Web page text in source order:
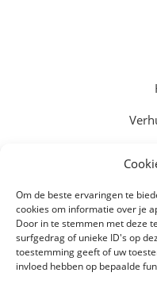
Om de beste ervaringen te
cookies om informatie over je
Door in te stemmen met deze
surfgedrag of unieke ID's op
toestemming geeft of uw
invloed hebben op bepaalde